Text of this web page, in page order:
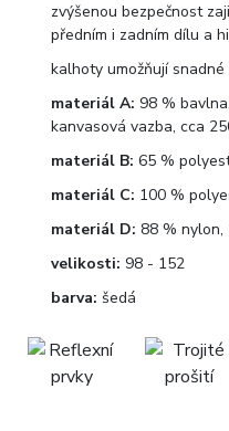
zvýšenou bezpečnost
předním i zadním dílu a
kalhoty umožňují
materiál A: 98 %
kanvasová vazba, cca
materiál B: 65 %
materiál C: 100 %
materiál D: 88 % nylon,
velikosti: 98 - 152
barva: šedá